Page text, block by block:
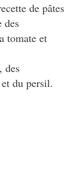
de pâtes
des
tomate et
des
du persil.